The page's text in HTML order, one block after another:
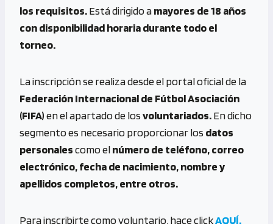
los requisitos.Está dirigido amayores de 18 años
con disponibilidad horaria durante todo el
torneo.
La inscripción se realiza desde el portal oficial de la
Federación Internacional de Fútbol Asociación
(FIFA)en el apartado de losvoluntariados.En dicho
segmento es necesario proporcionar los datos
personalescomo elnúmero de teléfono, correo
electrónico, fecha de nacimiento, nombre y
apellidos completos, entre otros.
Para inscribirte como voluntario, hace clickAQUÍ.